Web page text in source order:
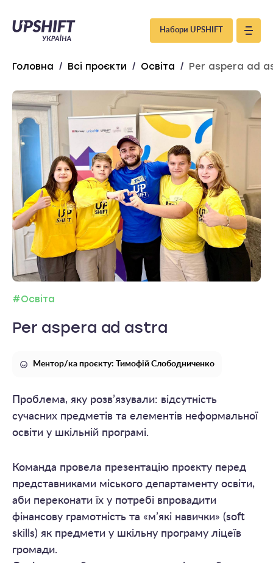
Upshift
–
Україна
Набори UPSHIFT
Головна / Всі проєкти / Освіта / Per aspera ad
#Освіта
Per aspera ad astra
Ментор/ка проєкту: Тимофій Слободниченко
Проблема, яку розв’язували: відсутність
сучасних предметів та елементів неформальної
освіти у шкільній програмі.
Команда провела презентацію проєкту перед
представниками міського департаменту освіти,
аби переконати їх у потребі впровадити
фінансову грамотність та «м’які навички» (soft
skills) як предмети у шкільну програму ліцеїв
громади.